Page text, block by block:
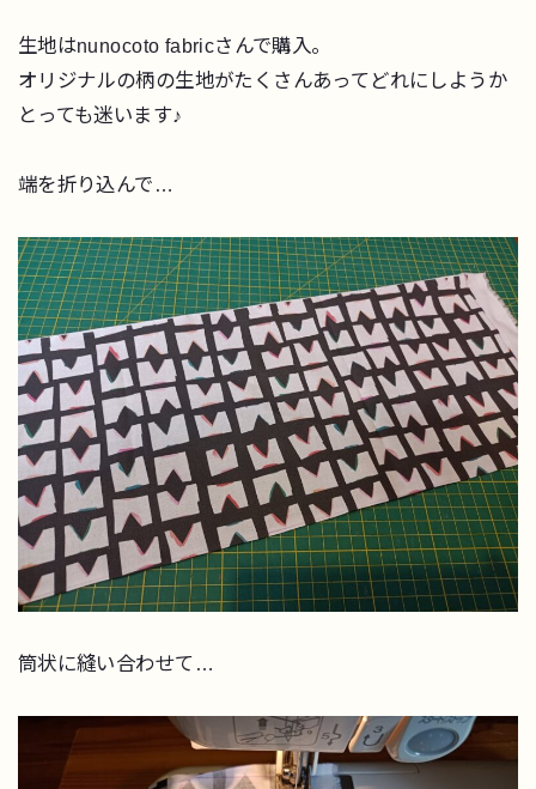
生地はnunocoto fabricさんで購入。
オリジナルの柄の生地がたくさんあってどれにしようか
とっても迷います♪
端を折り込んで…
筒状に縫い合わせて…